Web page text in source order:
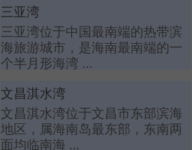
三亚湾
三亚湾位于中国最南端的热带滨
海旅游城市，是海南最南端的一
个半月形海湾 ...
文昌淇水湾
文昌淇水湾位于文昌市东部滨海
地区，属海南岛最东部，东南两
面均临南海 ...